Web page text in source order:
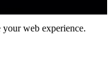
web experience.